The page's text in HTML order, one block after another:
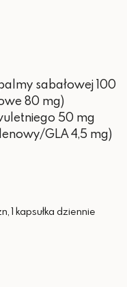
sabałowej 100
80 mg)
50 mg
GLA 4,5 mg)
1 kapsułka dziennie